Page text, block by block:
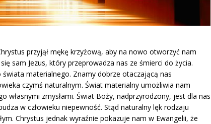
przyjął mękę krzyżową, aby na nowo otworzyć nam
sam Jezus, który przeprowadza nas ze śmierci do życia.
materialnego. Znamy dobrze otaczającą nas
czymś naturalnym. Świat materialny umożliwia nam
własnymi zmysłami. Świat Boży, nadprzyrodzony, jest dla nas
w człowieku niepewność. Stąd naturalny lęk rodzaju
Chrystus jednak wyraźnie pokazuje nam w Ewangelii, że